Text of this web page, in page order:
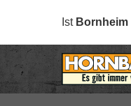
Ist Bornheim